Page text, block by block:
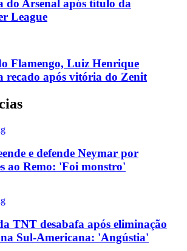
do Arsenal após título da
League
Flamengo, Luiz Henrique
recado após vitória do Zenit
e defende Neymar por
ao Remo: 'Foi monstro'
TNT desabafa após eliminação
Sul-Americana: 'Angústia'